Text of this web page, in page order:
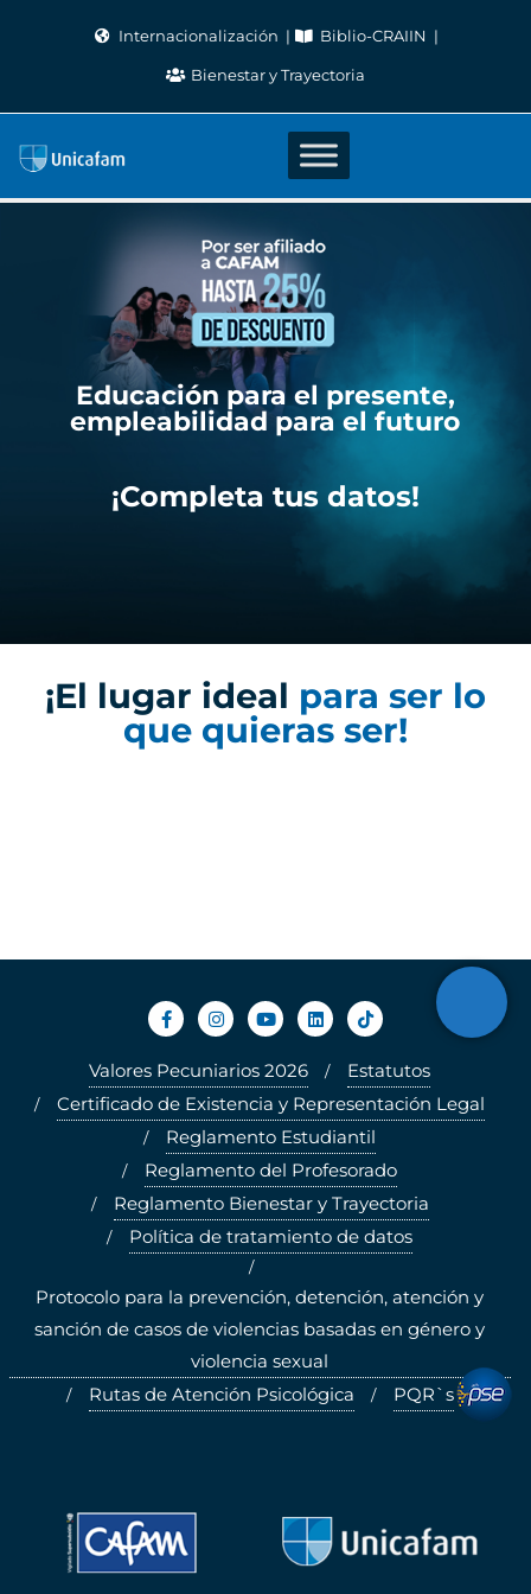
pse
Internacionalización Biblio-CRAIIN
Bienestar y Trayectoria
Educación para el presente,
empleabilidad para el futuro
¡Completa tus datos!
¡El lugar ideal para ser lo
que quieras ser!
Valores Pecuniarios 2026
Estatutos
Certificado de Existencia y Representación Legal
Reglamento Estudiantil
Reglamento del Profesorado
Reglamento Bienestar y Trayectoria
Política de tratamiento de datos
Protocolo para la prevención, detención, atención y
sanción de casos de violencias basadas en género y
violencia sexual
Rutas de Atención Psicológica
PQR`s